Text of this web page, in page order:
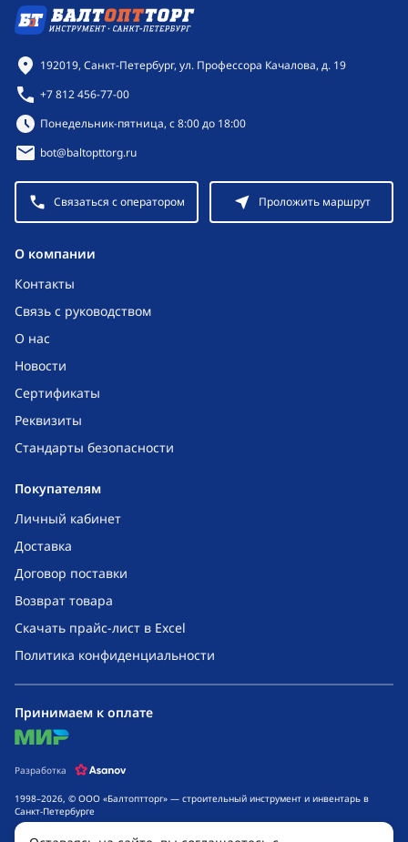
O компании
Контакты
Связь с руководством
О нас
Новости
Сертификаты
Реквизиты
Стандарты безопасности
Покупателям
Личный кабинет
Доставка
Договор поставки
Возврат товара
Скачать прайс-лист в Excel
Политика конфиденциальности
Контактная информация
192019, Санкт-Петербург, ул. Профессора Качалова, д. 19
+7 812 456-77-00
Режим работы:
Понедельник-пятница, с 8:00 до 18:00
bot@baltopttorg.ru
Связаться с оператором Проложить маршрут
1998–2026, © ООО «Балтоптторг» — строительный инструмент и инвентарь в
Санкт-Петербурге
Обращаем ваше внимание на то, что данный интернет-сайт носит исключительно
Принимаем к оплате
mir
Разработка